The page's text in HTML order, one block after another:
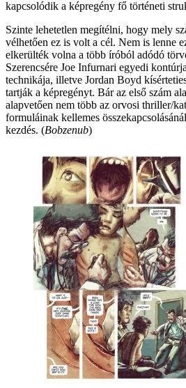
kapcsolódik a képregény fő történeti
Szinte lehetetlen megítélni, hogy mely
vélhetően ez is volt a cél. Nem is lenne
elkerülték volna a több íróból adódó
Szerencsére Joe Infurnari egyedi
technikája, illetve Jordan Boyd
tartják a képregényt. Bár az első szám
alapvetően nem több az orvosi thriller/
formuláinak kellemes
kezdés. (Bobzenub)